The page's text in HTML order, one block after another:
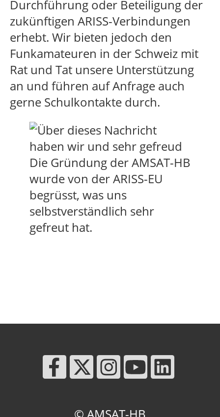
Durchführung oder Beteiligung der
zukünftigen ARISS-Verbindungen
erhebt. Wir bieten jedoch den
Funkamateuren in der Schweiz mit
Rat und Tat unsere Unterstützung
an und führen auf Anfrage auch
gerne Schulkontakte durch.
Die Gründung der AMSAT-HB
wurde von der ARISS-EU
begrüsst, was uns
selbstverständlich sehr
gefreut hat.